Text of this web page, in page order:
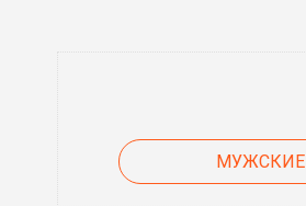
МУЖСКИЕ